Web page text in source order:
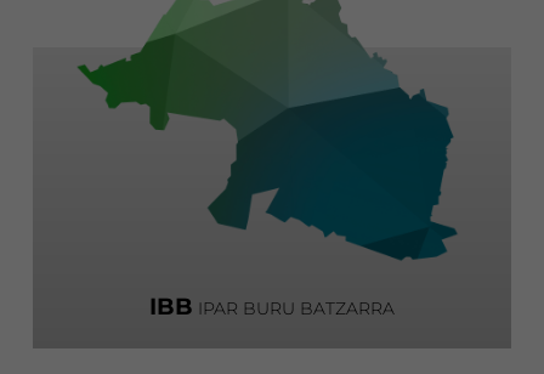
IBB IPAR BURU BATZARRA